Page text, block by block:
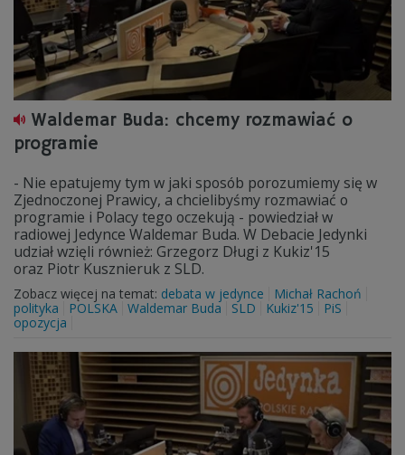
Waldemar Buda: chcemy rozmawiać o
programie
- Nie epatujemy tym w jaki sposób porozumiemy się w
Zjednoczonej Prawicy, a chcielibyśmy rozmawiać o
programie i Polacy tego oczekują - powiedział w
radiowej Jedynce Waldemar Buda. W Debacie Jedynki
udział wzięli również: Grzegorz Długi z Kukiz'15
oraz Piotr Kusznieruk z SLD.
Zobacz więcej na temat: debata w jedynce
Michał Rachoń
polityka
POLSKA Waldemar Buda SLD Kukiz'15
PiS
opozycja